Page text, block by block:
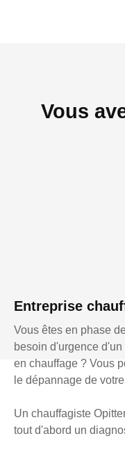
Vous
Entreprise
Vous êtes en phase
besoin d'urgence
en chauffage ? Vous
le dépannage de
Un chauffagiste
tout d'abord un